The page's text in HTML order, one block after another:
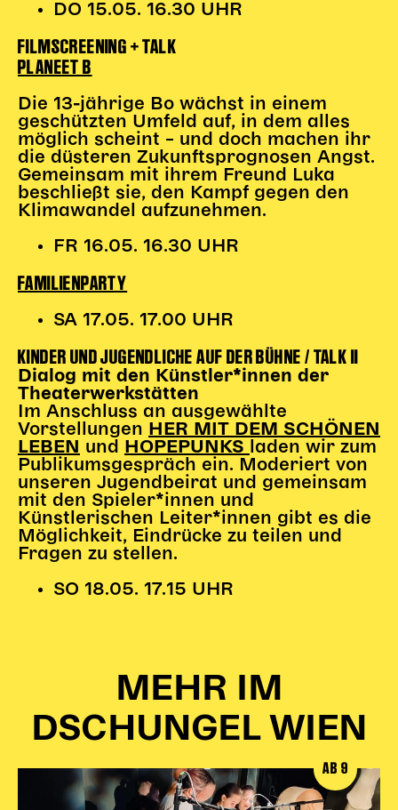
DO 15.05. 16.30 UHR
FILMSCREENING + TALK
PLANEET B
Die 13-jährige Bo wächst in einem
geschützten Umfeld auf, in dem alles
möglich scheint – und doch machen ihr
die düsteren Zukunftsprognosen Angst.
Gemeinsam mit ihrem Freund Luka
beschließt sie, den Kampf gegen den
Klimawandel aufzunehmen.
FR 16.05. 16.30 UHR
FAMILIENPARTY
SA 17.05. 17.00 UHR
KINDER UND JUGENDLICHE AUF DER BÜHNE / TALK II
Dialog mit den Künstler*innen der
Theaterwerkstätten
Im Anschluss an ausgewählte
Vorstellungen
HER MIT DEM SCHÖNEN
LEBEN
und HOPEPUNKS
laden wir zum
Publikumsgespräch ein. Moderiert von
unseren Jugendbeirat und gemeinsam
mit den Spieler*innen und
Künstlerischen Leiter*innen gibt es die
Möglichkeit, Eindrücke zu teilen und
Fragen zu stellen.
SO 18.05. 17.15 UHR
MEHR IM
DSCHUNGEL WIEN
AB 9